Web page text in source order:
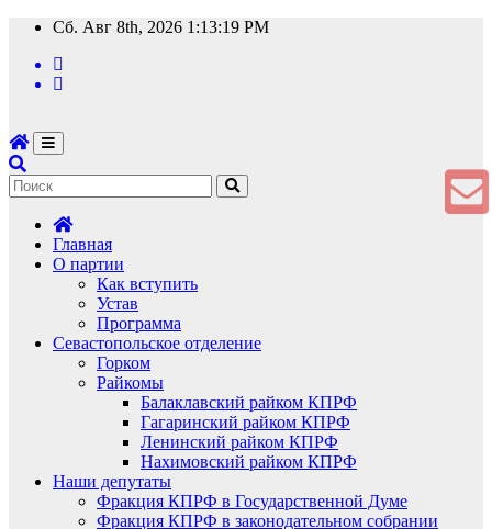
Перейти
содержимому
Сб. Авг 8th, 2026 1:13:20 PM
Главная
О партии
Как вступить
Устав
Программа
Севастопольское отделение
Горком
Райкомы
Балаклавский райком КПРФ
Гагаринский райком КПРФ
Ленинский райком КПРФ
Нахимовский райком КПРФ
Наши депутаты
Фракция КПРФ в Государственной Думе
Фракция КПРФ в законодательном собрании